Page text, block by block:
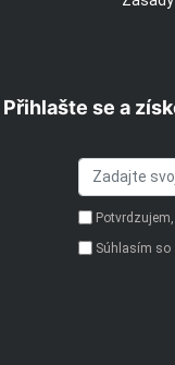
Přihlašte se a
Súhlasím so